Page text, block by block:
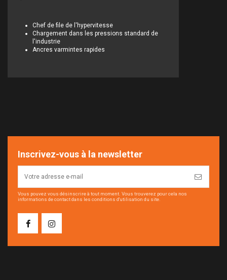
Chef de file de l'hypervitesse
Chargement dans les pressions standard de
l'industrie
Ancres varmintes rapides
Inscrivez-vous à la newsletter
Vous pouvez vous désinscrire à tout moment. Vous trouverez pour cela nos
informations de contact dans les conditions d'utilisation du site.